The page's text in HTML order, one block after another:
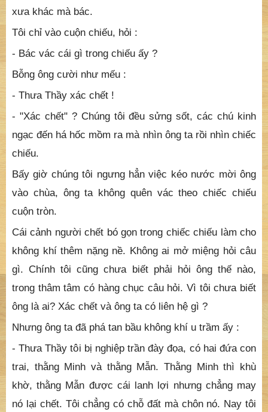
Người ấy hơi tỏ vẻ kinh ngạc, nhưng rồi lại vui vẻ đến
- Bác vác cái gì trong chiếu ấy ?
Bỗng ông cười như mếu :
- Thưa Thầy xác chết !
- "Xác chết" ? Chúng tôi đều sửng sốt, các chú kinh
ngạc đến há hốc mồm ra mà nhìn ông ta rồi nhìn chiếc
chiếu.
Bấy giờ chúng tôi ngưng hẳn việc kéo nước mời ông
vào chùa, ông ta không quên vác theo chiếc chiếu
cuộn tròn.
Cái cảnh người chết bó gọn trong chiếc chiếu làm cho
không khí thêm nặng nề. Không ai mở miệng hỏi câu
gì. Chính tôi cũng chưa biết phải hỏi ông thế nào,
trong thâm tâm có hàng chục câu hỏi. Vì tôi chưa biết